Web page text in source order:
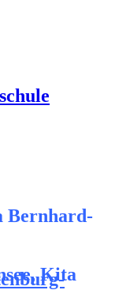
Bernhard-
Kita